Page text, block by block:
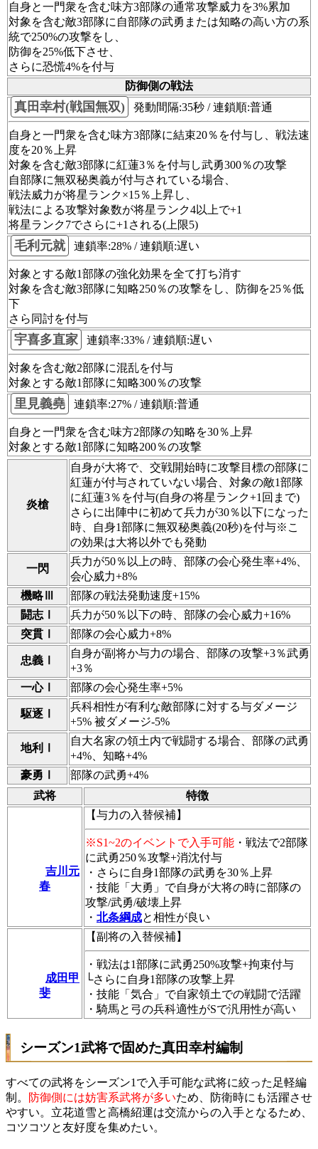
自身と一門衆を含む味方3部隊の通常攻撃威力を3%累加
対象を含む敵3部隊に自部隊の武勇または知略の高い方の系
統で250%の攻撃をし、
防御を25%低下させ、
さらに恐慌4%を付与
防御側の戦法
真田幸村(戦国無双) 発動間隔:35秒 / 連鎖順:普通
自身と一門衆を含む味方3部隊に結束20％を付与し、戦法速
度を20％上昇
対象を含む敵3部隊に紅蓮3％を付与し武勇300％の攻撃
自部隊に無双秘奥義が付与されている場合、
戦法威力が将星ランク×15％上昇し、
戦法による攻撃対象数が将星ランク4以上で+1
将星ランク7でさらに+1される(上限5)
毛利元就 連鎖率:28% / 連鎖順:遅い
対象とする敵1部隊の強化効果を全て打ち消す
対象を含む敵3部隊に知略250％の攻撃をし、防御を25％低
下
さら同討を付与
宇喜多直家 連鎖率:33% / 連鎖順:遅い
対象を含む敵2部隊に混乱を付与
対象とする敵1部隊に知略300％の攻撃
里見義堯 連鎖率:27% / 連鎖順:普通
自身と一門衆を含む味方2部隊の知略を30％上昇
対象とする敵1部隊に知略200％の攻撃
炎槍
自身が大将で、交戦開始時に攻撃目標の部隊に
紅蓮が付与されていない場合、対象の敵1部隊
に紅蓮3％を付与(自身の将星ランク+1回まで)
さらに出陣中に初めて兵力が30％以下になった
時、自身1部隊に無双秘奥義(20秒)を付与※こ
の効果は大将以外でも発動
一閃
兵力が50％以上の時、部隊の会心発生率+4%、
会心威力+8%
機略Ⅲ
部隊の戦法発動速度+15%
闘志Ⅰ
兵力が50％以下の時、部隊の会心威力+16%
突貫Ⅰ
部隊の会心威力+8%
忠義Ⅰ
自身が副将か与力の場合、部隊の攻撃+3％武勇
+3％
一心Ⅰ
部隊の会心発生率+5%
駆逐Ⅰ
兵科相性が有利な敵部隊に対する与ダメージ
+5% 被ダメージ-5%
地利Ⅰ
自大名家の領土内で戦闘する場合、部隊の武勇
+4%、知略+4%
豪勇Ⅰ
部隊の武勇+4%
武将
特徴
吉川元
春
【与力の入替候補】
※S1~2のイベントで入手可能 ・戦法で2部隊
に武勇250％攻撃+消沈付与
・さらに自身1部隊の武勇を30％上昇
・技能「大勇」で自身が大将の時に部隊の
攻撃/武勇/破壊上昇
・ 北条綱成と相性が良い
成田甲
斐
【副将の入替候補】
・戦法は1部隊に武勇250%攻撃+拘束付与
└さらに自身1部隊の攻撃上昇
・技能「気合」で自家領土での戦闘で活躍
・騎馬と弓の兵科適性がSで汎用性が高い
シーズン1武将で固めた真田幸村編制
すべての武将をシーズン1で入手可能な武将に絞った足軽編
制。
防御側には妨害系武将が多いため、防衛時にも活躍させ
やすい。立花道雪と高橋紹運は交流からの入手となるため、
コツコツと友好度を集めたい。